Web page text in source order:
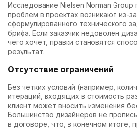
Исследование Nielsen Norman Group
проблем в проектах возникают из-
сформулированного технического
брифа. Если заказчик недоволен
чего хочет, правки становятся
результат.
Отсутствие ограничений
Без четких условий (например,
итераций, входящих в стоимость
клиент может вносить изменения
Большинство дизайнеров не
в договоре, что, в конечном итоге,